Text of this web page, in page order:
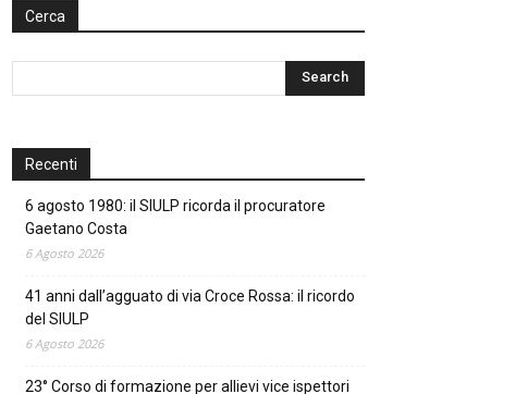
Cerca
Recenti
6 agosto 1980: il SIULP ricorda il procuratore
Gaetano Costa
6 Agosto 2026
41 anni dall’agguato di via Croce Rossa: il ricordo
del SIULP
6 Agosto 2026
23° Corso di formazione per allievi vice ispettori